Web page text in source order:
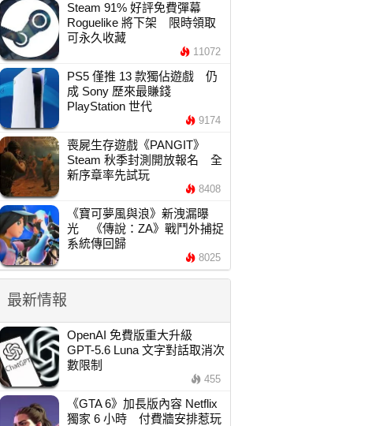
Steam 91% 好評免費彈幕
Roguelike 將下架 限時領取
可永久收藏
11072
PS5 僅推 13 款獨佔遊戲 仍
成 Sony 歷來最賺錢
PlayStation 世代
9174
喪屍生存遊戲《PANGIT》
Steam 秋季封測開放報名 全
新序章率先試玩
8408
《寶可夢風與浪》新洩漏曝
光 《傳說：ZA》戰鬥外捕捉
系統傳回歸
8025
最新情報
OpenAI 免費版重大升級
GPT-5.6 Luna 文字對話取消次
數限制
455
《GTA 6》加長版內容 Netflix
獨家 6 小時 付費牆安排惹玩